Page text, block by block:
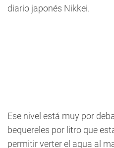
diario japonés Nikkei.
Ese nivel está muy por
bequereles por litro que
permitir verter el agua al